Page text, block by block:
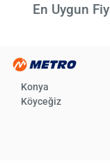
En Uygun
Konya
Köyceğiz